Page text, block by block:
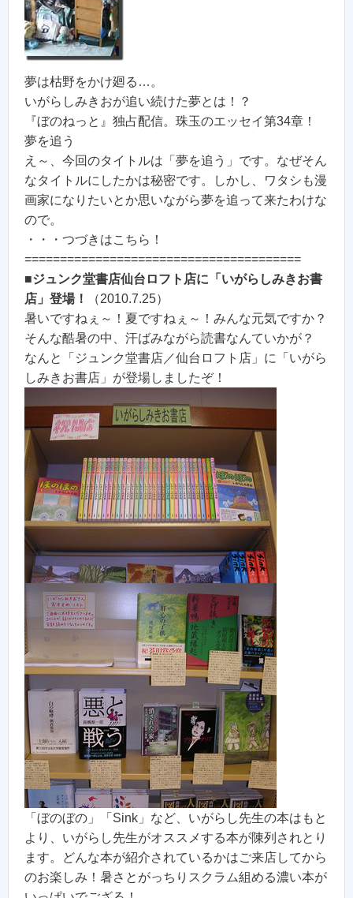
夢は枯野をかけ廻る…。
いがらしみきおが追い続けた夢とは！？
『ぼのねっと』独占配信。珠玉のエッセイ第34章！
夢を追う
え～、今回のタイトルは「夢を追う」です。なぜそん
なタイトルにしたかは秘密です。しかし、ワタシも漫
画家になりたいとか思いながら夢を追って来たわけな
ので。
・・・つづきはこちら！
=======================================
■ジュンク堂書店仙台ロフト店に「いがらしみきお書
店」登場！
（2010.7.25）
暑いですねぇ～！夏ですねぇ～！みんな元気ですか？
そんな酷暑の中、汗ばみながら読書なんていかが？
なんと「ジュンク堂書店／仙台ロフト店」に「いがら
しみきお書店」が登場しましたぞ！
「ぼのぼの」「Sink」など、いがらし先生の本はもと
より、いがらし先生がオススメする本が陳列されとり
ます。どんな本が紹介されているかはご来店してから
のお楽しみ！暑さとがっちりスクラム組める濃い本が